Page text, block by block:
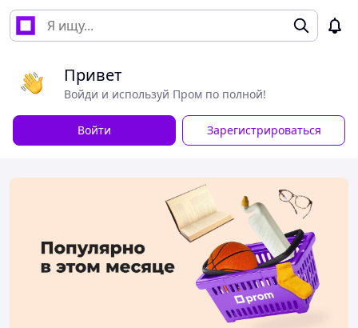
Привет
Войди и используй Пром по полной!
Войти Зарегистрироваться